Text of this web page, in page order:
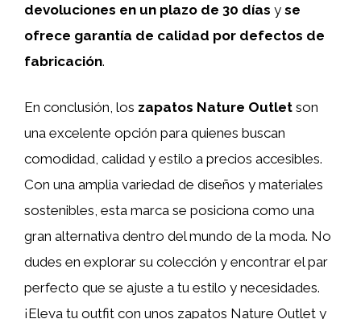
devoluciones en un plazo de 30 días y se
ofrece garantía de calidad por defectos de
fabricación.
En conclusión, los zapatos Nature Outlet son
una excelente opción para quienes buscan
comodidad, calidad y estilo a precios accesibles.
Con una amplia variedad de diseños y materiales
sostenibles, esta marca se posiciona como una
gran alternativa dentro del mundo de la moda. No
dudes en explorar su colección y encontrar el par
perfecto que se ajuste a tu estilo y necesidades.
¡Eleva tu outfit con unos zapatos Nature Outlet y